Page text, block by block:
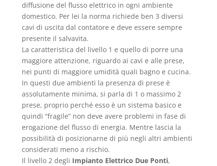
diffusione del flusso elettrico in ogni ambiente
domestico. Per lei la norma richiede ben 3 diversi
cavi di uscita dal contatore e deve essere sempre
presente il salvavita.
La caratteristica del livello 1 e quello di porre una
maggiore attenzione, riguardo ai cavi e alle prese,
nei punti di maggiore umidità quali bagno e cucina.
In questi due ambienti la presenza di prese è
assolutamente minima, si parla di 1 o massimo 2
prese, proprio perché esso è un sistema basico e
quindi “fragile” non deve avere problemi in fase di
erogazione del flusso di energia. Mentre lascia la
possibilità di posizionarne di più negli altri ambienti
considerati meno a rischio.
Il livello 2 degli Impianto Elettrico Due Ponti,